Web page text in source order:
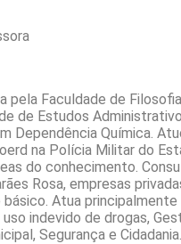
pela Faculdade de
de Estudos
Dependência Química.
na Polícia Militar do
do conhecimento.
Rosa, empresas
Atua
indevido de drogas,
Segurança e Cidadania.